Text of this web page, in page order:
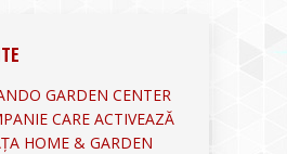
GARDEN CENTER
CARE ACTIVEAZĂ
HOME & GARDEN